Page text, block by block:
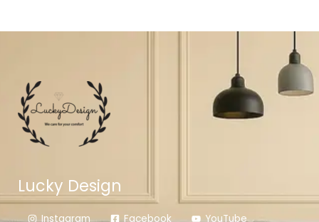
Lucky Design
Instagram Facebook
YouTube